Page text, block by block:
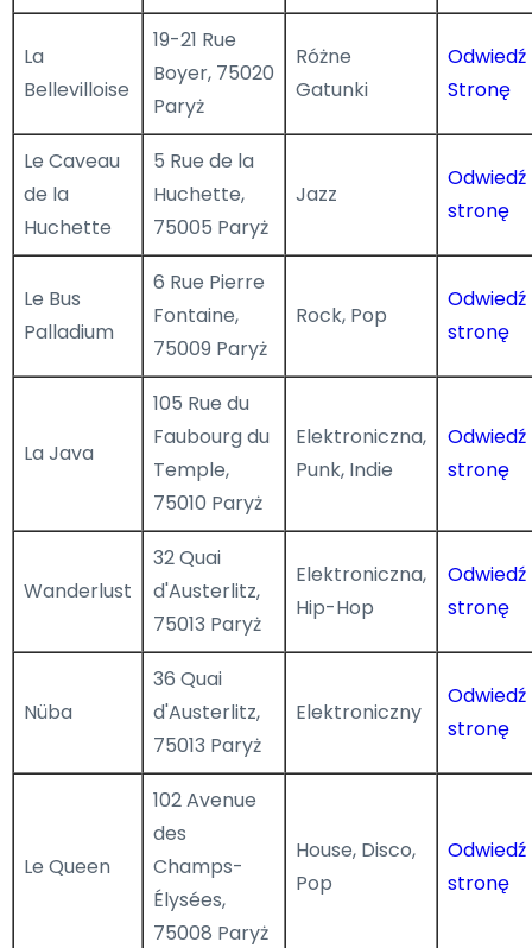
La
Bellevilloise
19-21 Rue
Boyer, 75020
Paryż
Różne
Gatunki
Odwiedź
Stronę
Le Caveau
de la
Huchette
5 Rue de la
Huchette,
75005 Paryż
Jazz
Odwiedź
stronę
Le Bus
Palladium
6 Rue Pierre
Fontaine,
75009 Paryż
Rock, Pop
Odwiedź
stronę
La Java
105 Rue du
Faubourg du
Temple,
75010 Paryż
Elektroniczna,
Punk, Indie
Odwiedź
stronę
Wanderlust
32 Quai
d'Austerlitz,
75013 Paryż
Elektroniczna,
Hip-Hop
Odwiedź
stronę
Nüba
36 Quai
d'Austerlitz,
75013 Paryż
Elektroniczny
Odwiedź
stronę
Le Queen
102 Avenue
des
Champs-
Élysées,
75008 Paryż
House, Disco,
Pop
Odwiedź
stronę